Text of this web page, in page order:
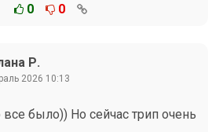
0 0
Р.
2026 10:13
все было)) Но сейчас трип очень